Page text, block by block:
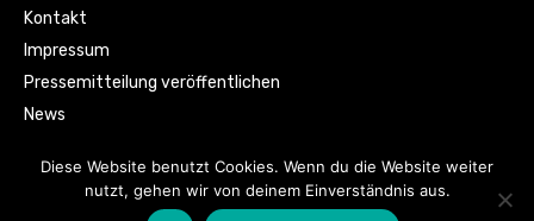
Kontakt
Impressum
Pressemitteilung veröffentlichen
News
Diese Website benutzt Cookies. Wenn du die Website weiter
nutzt, gehen wir von deinem Einverständnis aus.